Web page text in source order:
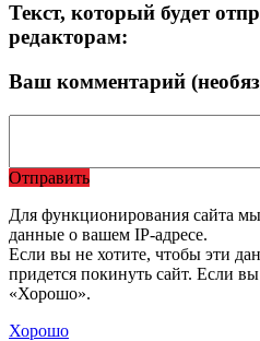
Текст, который будет
редакторам:
Ваш комментарий
Отправить
Для функционирования сайта
данные о вашем IP-адресе.
Если вы не хотите, чтобы эти
придется покинуть сайт. Если
«Хорошо».
Хорошо